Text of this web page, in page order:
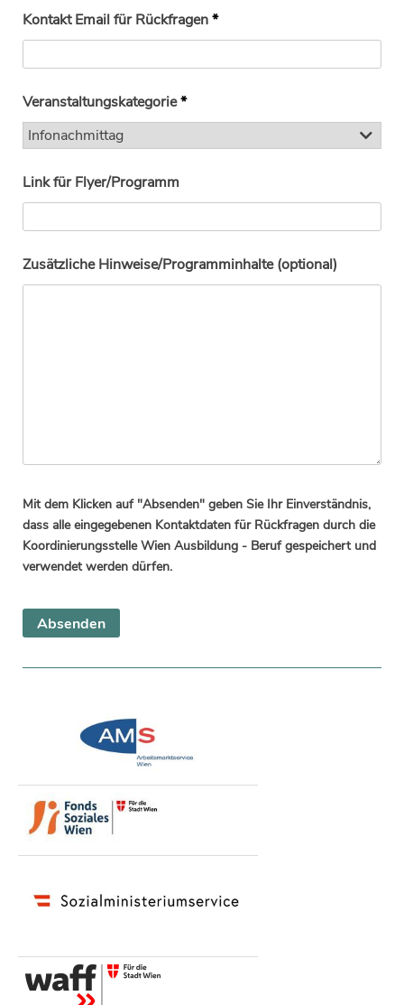
Kontakt Email für Rückfragen*
Veranstaltungskategorie*
Link für Flyer/Programm
Zusätzliche Hinweise/Programminhalte (optional)
Mit dem Klicken auf "Absenden" geben Sie Ihr Einverständnis,
dass alle eingegebenen Kontaktdaten für Rückfragen durch die
Koordinierungsstelle Wien Ausbildung - Beruf gespeichert und
verwendet werden dürfen.